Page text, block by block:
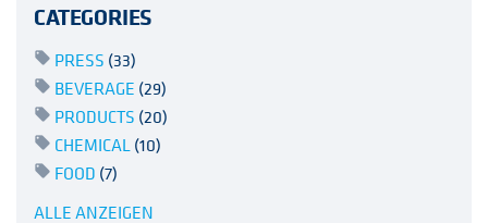
CATEGORIES
PRESS (33)
BEVERAGE (29)
PRODUCTS (20)
CHEMICAL(10)
FOOD (7)
ALLE ANZEIGEN